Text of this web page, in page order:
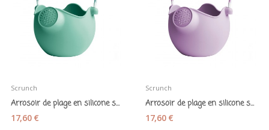
Scrunch
Arrosoir de plage en silicone souple "Scrunch...
17,60 €
Scrunch
Arrosoir de plage en silicone souple "Scrunch...
17,60 €